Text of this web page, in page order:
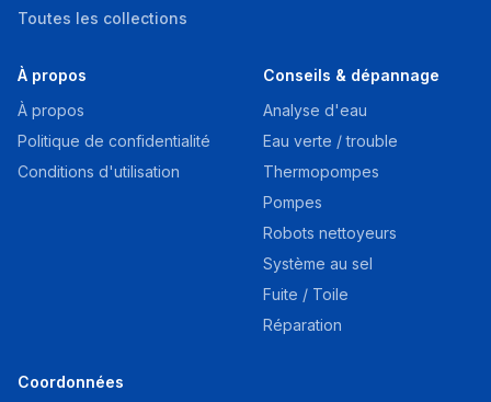
Toutes les collections
À propos
À propos
Politique de confidentialité
Conditions d'utilisation
Conseils & dépannage
Analyse d'eau
Eau verte / trouble
Thermopompes
Pompes
Robots nettoyeurs
Système au sel
Fuite / Toile
Réparation
Coordonnées